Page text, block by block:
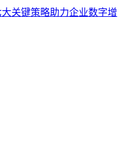
关键策略助力企业数字增